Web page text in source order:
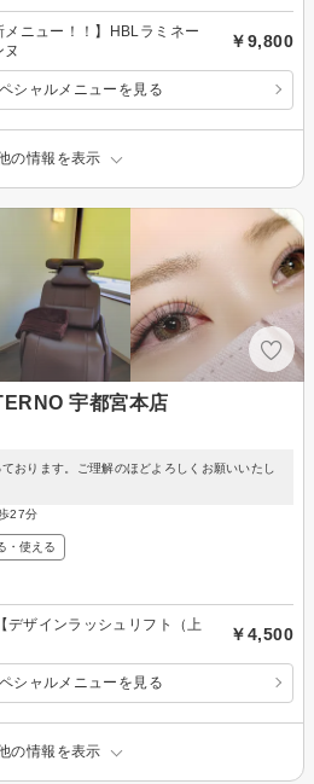
メニュー！！】HBLラミネー
￥9,800
シャルメニューを見る
の情報を表示
宇都宮本店
おります。ご理解のほどよろしくお願いいたし
27分
・使える
ザインラッシュリフト（上
￥4,500
シャルメニューを見る
の情報を表示